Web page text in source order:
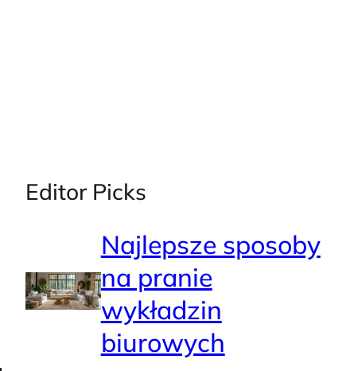
Editor Picks
Najlepsze sposoby
na pranie
wykładzin
biurowych